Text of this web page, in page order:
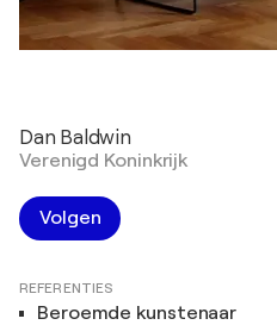
Dan Baldwin
Verenigd Koninkrijk
Volgen
REFERENTIES
Beroemde kunstenaar